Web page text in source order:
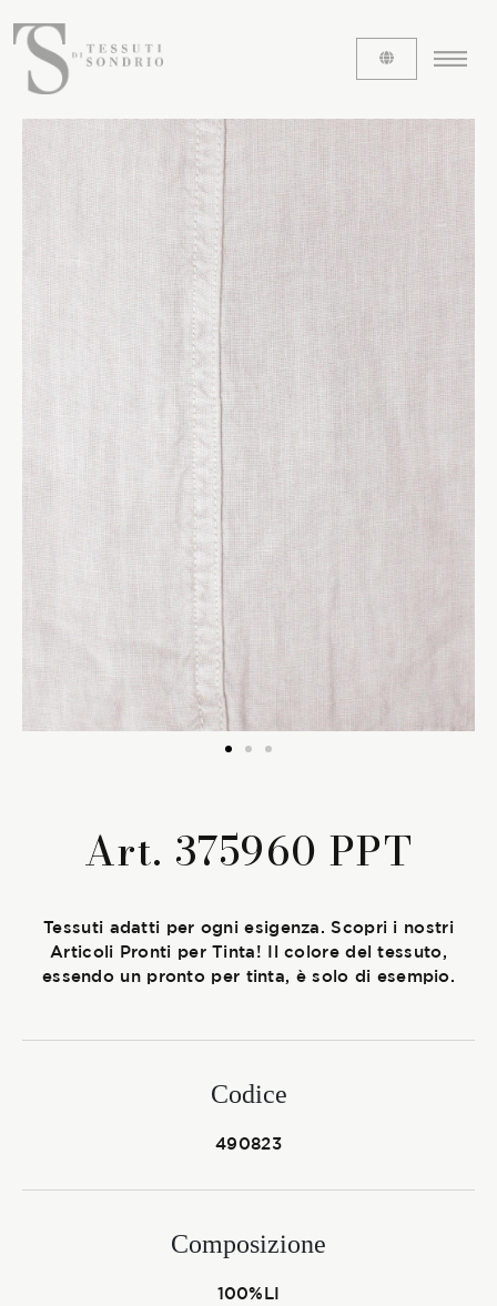
Art. 375960 PPT
Tessuti adatti per ogni esigenza. Scopri i nostri
Articoli Pronti per Tinta! Il colore del tessuto,
essendo un pronto per tinta, è solo di esempio.
Codice
490823
Composizione
100%LI
CHI SIAMO
Le etichette
La nostra storia
Lavora con noi
Share our fabrics
I TESSUTI
La Stagione Autunno/Inverno
La Stagione Primavera/Estate
Le sotto-collezioni
Le caratteristiche
Heart for Earth
Certificazioni
NOVITÀ